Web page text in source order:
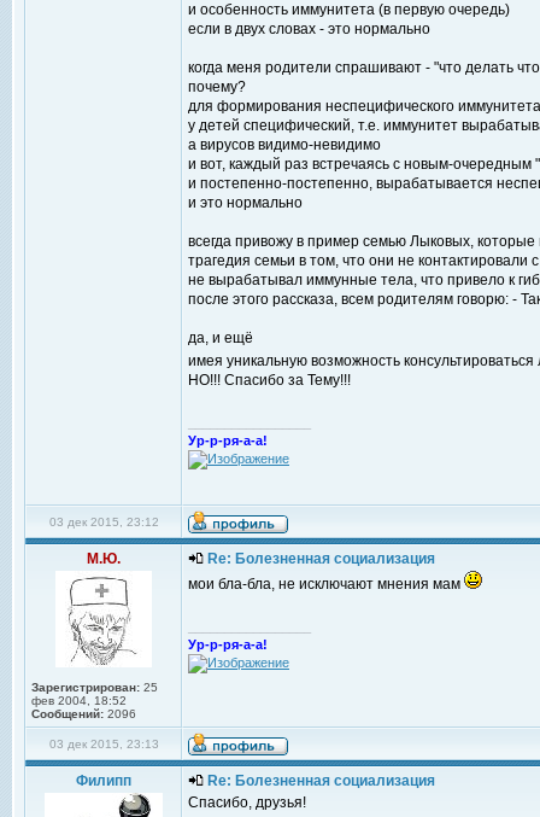
и особенность иммунитета (в первую очередь)
если в двух словах - это нормально
когда меня родители спрашивают - "что делать
почему?
для формирования неспецифического иммунитета
у детей специфический, т.е. иммунитет
а вирусов видимо-невидимо
и вот, каждый раз встречаясь с новым-
и постепенно-постепенно, вырабатывается
и это нормально
всегда привожу в пример семью Лыковых,
трагедия семьи в том, что они не
не вырабатывал иммунные тела, что привело к
после этого рассказа, всем родителям говорю: -
да, и ещё
имея уникальную возможность
НО!!! Спасибо за Тему!!!
Ур-р-ря-а-а!
03 дек 2015, 23:12
М.Ю.
Зарегистрирован: 25
фев 2004, 18:52
Сообщений: 2096
Re: Болезненная социализация
мои бла-бла, не исключают мнения мам
Ур-р-ря-а-а!
03 дек 2015, 23:13
Филипп
Re: Болезненная социализация
Спасибо, друзья!